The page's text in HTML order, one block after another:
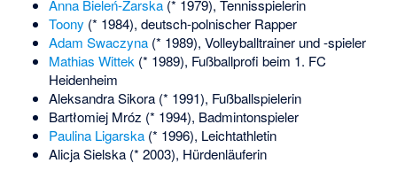
Anna Bieleń-Żarska(* 1979), Tennisspielerin
Toony (* 1984), deutsch-polnischer Rapper
Adam Swaczyna(* 1989), Volleyballtrainer und -spieler
Mathias Wittek(* 1989), Fußballprofi beim 1. FC
Heidenheim
Aleksandra Sikora(* 1991), Fußballspielerin
Bartłomiej Mróz (* 1994), Badmintonspieler
Paulina Ligarska(* 1996), Leichtathletin
Alicja Sielska(* 2003), Hürdenläuferin